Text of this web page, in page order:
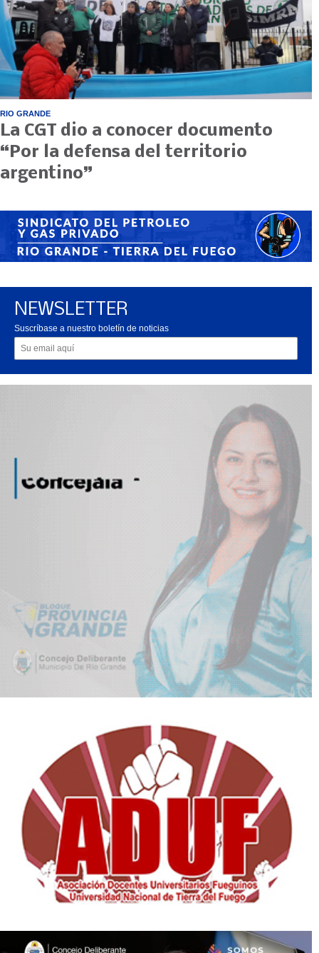
RIO GRANDE
La CGT dio a conocer documento
“Por la defensa del territorio
argentino”
NEWSLETTER
Suscríbase a nuestro boletín de noticias